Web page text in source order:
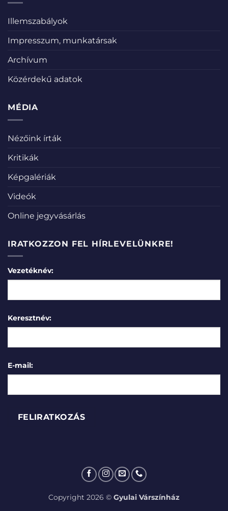
Illemszabályok
Impresszum, munkatársak
Archívum
Közérdekű adatok
MÉDIA
Nézőink írták
Kritikák
Képgalériák
Videók
Online jegyvásárlás
IRATKOZZON FEL HÍRLEVELÜNKRE!
Vezetéknév:
Keresztnév:
E-mail:
Copyright 2026 © Gyulai Várszínház